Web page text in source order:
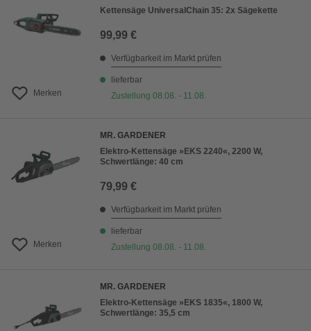
Preis aufsteigend
Preis absteigend
Merken
Kettensäge UniversalChain 35: 2x Sägekette
99,99 €
Verfügbarkeit im Markt prüfen
lieferbar
Zustellung 08.08. - 11.08.
Merken
MR. GARDENER
Elektro-Kettensäge »EKS 2240«, 2200 W,
Schwertlänge: 40 cm
79,99 €
Verfügbarkeit im Markt prüfen
lieferbar
Zustellung 08.08. - 11.08.
MR. GARDENER
Elektro-Kettensäge »EKS 1835«, 1800 W,
Schwertlänge: 35,5 cm